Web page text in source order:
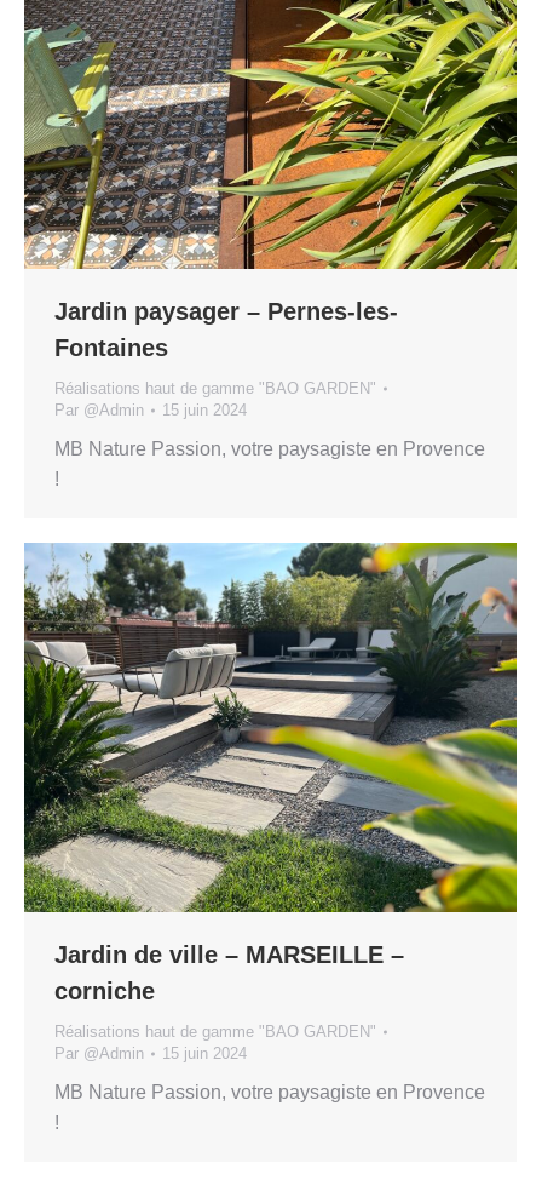
Jardin paysager – Pernes-les-
Fontaines
Réalisations haut de gamme "BAO GARDEN"
Par @Admin 15 juin 2024
MB Nature Passion, votre paysagiste en Provence
!
Jardin de ville – MARSEILLE –
corniche
Réalisations haut de gamme "BAO GARDEN"
Par @Admin 15 juin 2024
MB Nature Passion, votre paysagiste en Provence
!